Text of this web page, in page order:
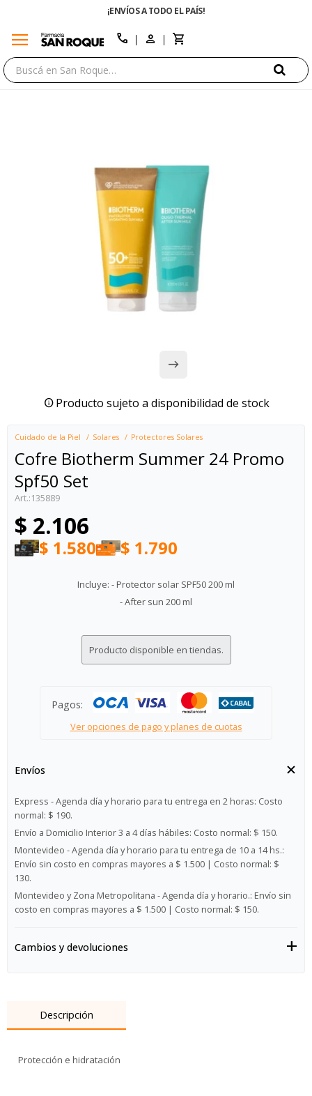
¡ENVÍOS A TODO EL PAÍS!
menu call
Producto sujeto a disponibilidad de stock
Cuidado de la Piel Solares Protectores Solares
Cofre Biotherm Summer 24 Promo
Spf50 Set
135889
$ 2.106
$ 1.580 $ 1.790
Incluye: - Protector solar SPF50 200 ml
- After sun 200 ml
Producto disponible en tiendas.
Pagos:
Ver opciones de pago y planes de cuotas
Envíos
Express - Agenda día y horario para tu entrega en 2 horas: Costo
normal: $ 190.
Envío a Domicilio Interior 3 a 4 días hábiles: Costo normal: $ 150.
Montevideo - Agenda día y horario para tu entrega de 10 a 14 hs.:
Envío sin costo en compras mayores a $ 1.500 | Costo normal: $
130.
Montevideo y Zona Metropolitana - Agenda día y horario.: Envío sin
costo en compras mayores a $ 1.500 | Costo normal: $ 150.
Cambios y devoluciones
Descripción
Protección e hidratación
close